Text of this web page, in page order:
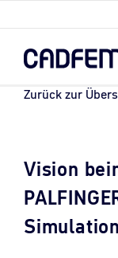
content.
Zurück zur
Vision